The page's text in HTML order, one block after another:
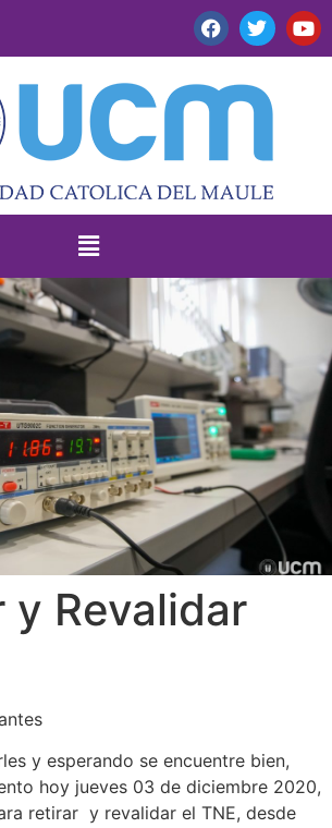
y Revalidar
y esperando se encuentre bien,
hoy jueves 03 de diciembre 2020,
retirar y revalidar el TNE, desde